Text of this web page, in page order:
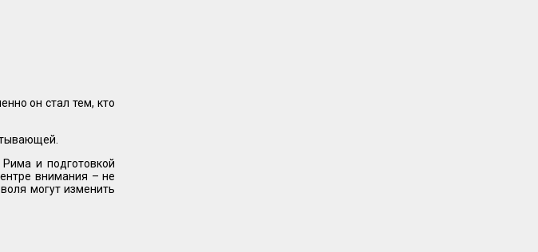
он стал тем, кто
и подготовкой
внимания – не
могут изменить